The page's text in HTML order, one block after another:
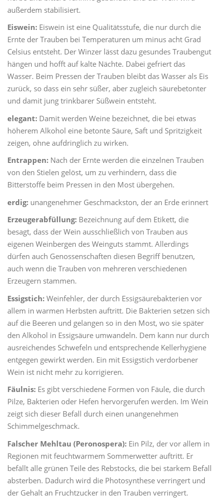
außerdem stabilisiert.
Eiswein: Eiswein ist eine Qualitätsstufe, die nur durch die
Ernte der Trauben bei Temperaturen um minus acht Grad
Celsius entsteht. Der Winzer lässt dazu gesundes Traubengut
hängen und hofft auf kalte Nächte. Dabei gefriert das
Wasser. Beim Pressen der Trauben bleibt das Wasser als Eis
zurück, so dass ein sehr süßer, aber zugleich säurebetonter
und damit jung trinkbarer Süßwein entsteht.
elegant: Damit werden Weine bezeichnet, die bei etwas
höherem Alkohol eine betonte Säure, Saft und Spritzigkeit
zeigen, ohne aufdringlich zu wirken.
Entrappen: Nach der Ernte werden die einzelnen Trauben
von den Stielen gelöst, um zu verhindern, dass die
Bitterstoffe beim Pressen in den Most übergehen.
erdig: unangenehmer Geschmackston, der an Erde erinnert
Erzeugerabfüllung: Bezeichnung auf dem Etikett, die
besagt, dass der Wein ausschließlich von Trauben aus
eigenen Weinbergen des Weinguts stammt. Allerdings
dürfen auch Genossenschaften diesen Begriff benutzen,
auch wenn die Trauben von mehreren verschiedenen
Erzeugern stammen.
Essigstich: Weinfehler, der durch Essigsäurebakterien vor
allem in warmen Herbsten auftritt. Die Bakterien setzen sich
auf die Beeren und gelangen so in den Most, wo sie später
den Alkohol in Essigsäure umwandeln. Dem kann nur durch
ausreichendes Schwefeln und entsprechende Kellerhygiene
entgegen gewirkt werden. Ein mit Essigstich verdorbener
Wein ist nicht mehr zu korrigieren.
Fäulnis: Es gibt verschiedene Formen von Fäule, die durch
Pilze, Bakterien oder Hefen hervorgerufen werden. Im Wein
zeigt sich dieser Befall durch einen unangenehmen
Schimmelgeschmack.
Falscher Mehltau (Peronospera): Ein Pilz, der vor allem in
Regionen mit feuchtwarmem Sommerwetter auftritt. Er
befällt alle grünen Teile des Rebstocks, die bei starkem Befall
absterben. Dadurch wird die Photosynthese verringert und
der Gehalt an Fruchtzucker in den Trauben verringert.